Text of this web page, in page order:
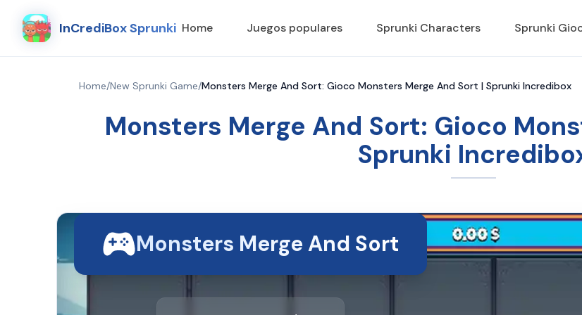
InCrediBox Sprunki Home Juegos populares Sprunki Characters Sprunki
Home/New Sprunki Game/Monsters Merge And Sort: Gioco Monsters Merge And Sort | Sprunki Incredibox
Monsters Merge And Sort: Gioco
Sprunki
Monsters Merge And Sort